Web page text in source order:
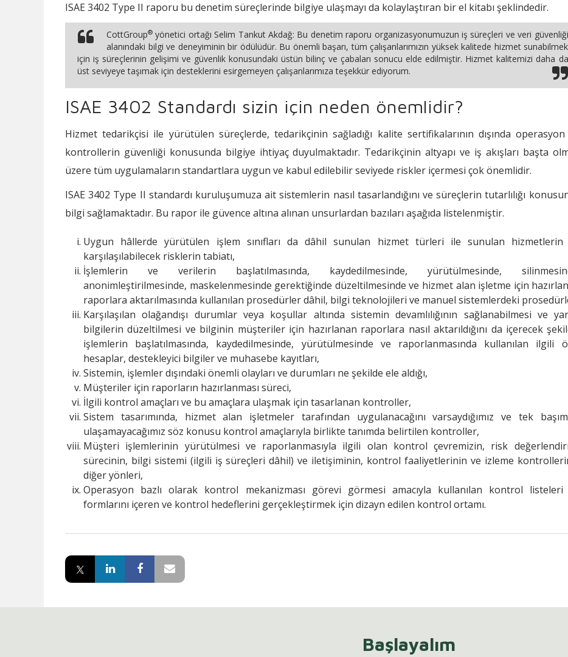
ISAE 3402 Type II raporu bu denetim süreçlerinde bilgiye ulaşmayı da kolaylaştıran bir el kitabı şeklindedir.
CottGroup® yönetici ortağı Selim Tankut Akdağ: Bu denetim raporu organizasyonumuzun iş süreçleri ve veri güvenliği
alanındaki bilgi ve deneyiminin bir ödülüdür. Bu önemli başarı, tüm çalışanlarımızın yüksek kalitede hizmet sunabilmek
için iş süreçlerinin gelişimi ve güvenlik konusundaki üstün bilinç ve çabaları sonucu elde edilmiştir. Hizmet kalitemizi daha da
üst seviyeye taşımak için desteklerini esirgemeyen çalışanlarımıza teşekkür ediyorum.
ISAE 3402 Standardı sizin için neden önemlidir?
Hizmet tedarikçisi ile yürütülen süreçlerde, tedarikçinin sağladığı kalite sertifikalarının dışında
kontrollerin güvenliği konusunda bilgiye ihtiyaç duyulmaktadır. Tedarikçinin altyapı ve iş akışları başta
üzere tüm uygulamaların standartlara uygun ve kabul edilebilir seviyede riskler içermesi çok önemlidir.
ISAE 3402 Type II standardı kuruluşumuza ait sistemlerin nasıl tasarlandığını ve süreçlerin tutarlılığı
bilgi sağlamaktadır. Bu rapor ile güvence altına alınan unsurlardan bazıları aşağıda listelenmiştir.
Uygun hâllerde yürütülen işlem sınıfları da dâhil sunulan hizmet türleri ile sunulan hizmetlerin
karşılaşılabilecek risklerin tabiatı,
İşlemlerin ve verilerin başlatılmasında, kaydedilmesinde, yürütülmesinde,
anonimleştirilmesinde, maskelenmesinde gerektiğinde düzeltilmesinde ve hizmet alan işletme için
raporlara aktarılmasında kullanılan prosedürler dâhil, bilgi teknolojileri ve manuel sistemlerdeki
Karşılaşılan olağandışı durumlar veya koşullar altında sistemin devamlılığının sağlanabilmesi ve
bilgilerin düzeltilmesi ve bilginin müşteriler için hazırlanan raporlara nasıl aktarıldığını da içerecek
işlemlerin başlatılmasında, kaydedilmesinde, yürütülmesinde ve raporlanmasında kullanılan ilgili
hesaplar, destekleyici bilgiler ve muhasebe kayıtları,
Sistemin, işlemler dışındaki önemli olayları ve durumları ne şekilde ele aldığı,
Müşteriler için raporların hazırlanması süreci,
İlgili kontrol amaçları ve bu amaçlara ulaşmak için tasarlanan kontroller,
Sistem tasarımında, hizmet alan işletmeler tarafından uygulanacağını varsaydığımız ve tek
ulaşamayacağımız söz konusu kontrol amaçlarıyla birlikte tanımda belirtilen kontroller,
Müşteri işlemlerinin yürütülmesi ve raporlanmasıyla ilgili olan kontrol çevremizin, risk
sürecinin, bilgi sistemi (ilgili iş süreçleri dâhil) ve iletişiminin, kontrol faaliyetlerinin ve izleme
diğer yönleri,
Operasyon bazlı olarak kontrol mekanizması görevi görmesi amacıyla kullanılan kontrol listeleri
formlarını içeren ve kontrol hedeflerini gerçekleştirmek için dizayn edilen kontrol ortamı.
Başlayalım